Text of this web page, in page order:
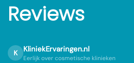
Reviews
K KliniekErvaringen.nl
Eerlijk over cosmetische klinieken